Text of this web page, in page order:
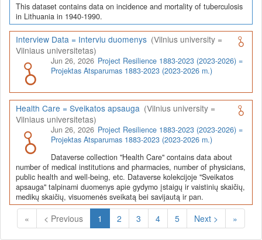
This dataset contains data on incidence and mortality of tuberculosis
in Lithuania in 1940-1990.
Interview Data = Interviu duomenys (Vilnius university =
Vilniaus universitetas)
Jun 26, 2026 Project Resilience 1883-2023 (2023-2026) =
Projektas Atsparumas 1883-2023 (2023-2026 m.)
Health Care = Sveikatos apsauga (Vilnius university =
Vilniaus universitetas)
Jun 26, 2026 Project Resilience 1883-2023 (2023-2026) =
Projektas Atsparumas 1883-2023 (2023-2026 m.)
Dataverse collection "Health Care" contains data about
number of medical institutions and pharmacies, number of physicians,
public health and well-being, etc. Dataverse kolekcijoje "Sveikatos
apsauga" talpinami duomenys apie gydymo įstaigų ir vaistinių skaičių,
medikų skaičių, visuomenės sveikatą bei savijautą ir pan.
« < Previous 1 (Current)
2 3 4 5 Next > »